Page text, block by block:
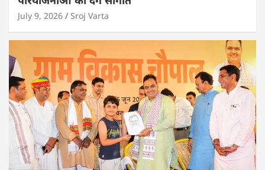
July 9, 2026 Sroj Varta